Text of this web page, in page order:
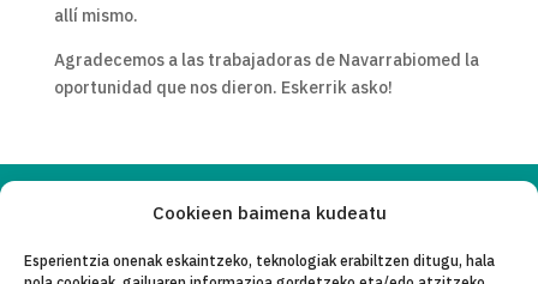
Cookieen baimena kudeatu
Esperientzia onenak eskaintzeko, teknologiak erabiltzen ditugu, hala
allí mismo.
Agradecemos a las trabajadoras de Navarrabiomed la
oportunidad que nos dieron. Eskerrik asko!
Copyleft 2025Itaka-Escolapios